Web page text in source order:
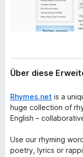
Über diese
Rhymes.net is a
huge collection of
English –
Use our rhyming
poetry, lyrics or